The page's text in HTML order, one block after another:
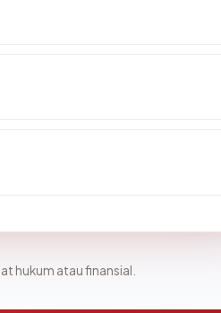
hukum atau finansial.